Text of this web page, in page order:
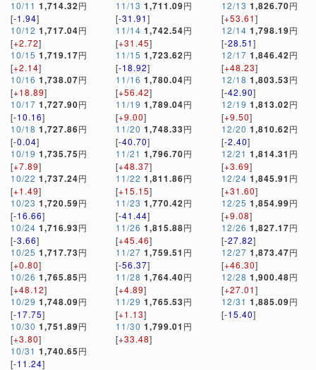
10/11 1,714.32円
[-1.94]
10/12 1,717.04円
[+2.72]
10/15 1,719.17円
[+2.14]
10/16 1,738.07円
[+18.89]
10/17 1,727.90円
[-10.16]
10/18 1,727.86円
[-0.04]
10/19 1,735.75円
[+7.89]
10/22 1,737.24円
[+1.49]
10/23 1,720.59円
[-16.66]
10/24 1,716.93円
[-3.66]
10/25 1,717.73円
[+0.80]
10/26 1,765.85円
[+48.12]
10/29 1,748.09円
[-17.75]
10/30 1,751.89円
[+3.80]
10/31 1,740.65円
[-11.24]
11/13 1,711.09円
[-31.91]
11/14 1,742.54円
[+31.45]
11/15 1,723.62円
[-18.92]
11/16 1,780.04円
[+56.42]
11/19 1,789.04円
[+9.00]
11/20 1,748.33円
[-40.70]
11/21 1,796.70円
[+48.37]
11/22 1,811.86円
[+15.15]
11/23 1,770.42円
[-41.44]
11/26 1,815.88円
[+45.46]
11/27 1,759.51 円
[-56.37]
11/28 1,764.40円
[+4.89]
11/29 1,765.53円
[+1.13]
11/30 1,799.01 円
[+33.48]
12/13 1,826.70円
[+53.61]
12/14 1,798.19円
[-28.51]
12/17 1,846.42円
[+48.23]
12/18 1,803.53円
[-42.90]
12/19 1,813.02円
[+9.50]
12/20 1,810.62円
[-2.40]
12/21 1,814.31 円
[+3.69]
12/24 1,845.91 円
[+31.60]
12/25 1,854.99円
[+9.08]
12/26 1,827.17円
[-27.82]
12/27 1,873.47円
[+46.30]
12/28 1,900.48円
[+27.01]
12/31 1,885.09円
[-15.40]